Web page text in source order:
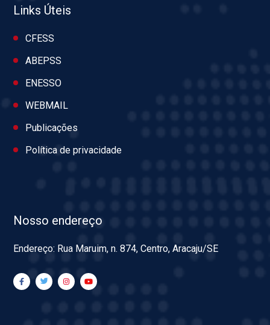
Links Úteis
CFESS
ABEPSS
ENESSO
WEBMAIL
Publicações
Política de privacidade
Nosso endereço
Endereço: Rua Maruim, n. 874, Centro, Aracaju/SE